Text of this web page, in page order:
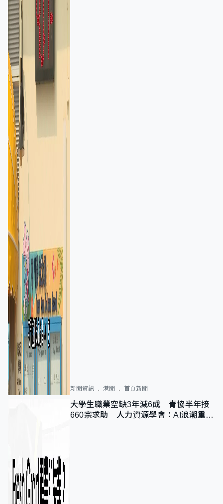
新聞資訊 港聞 首頁新聞
大學生職業空缺3年減6成 青協半年接
660宗求助 人力資源學會：AI浪潮重整